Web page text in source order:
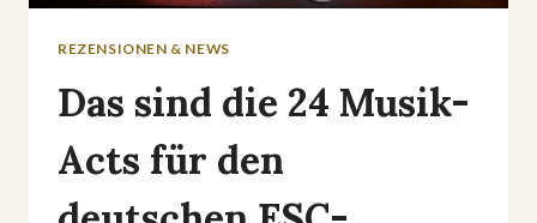
REZENSIONEN & NEWS
Das sind die 24 Musik-
Acts für den